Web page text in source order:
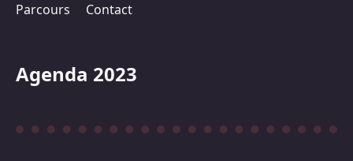
Parcours
Contact
Agenda 2023